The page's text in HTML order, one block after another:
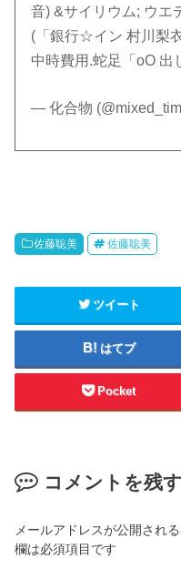
音) &サイリウム; ウエ
(「銀行☆イン 村川梨
中時費用.蛇足「oO 出
— 化合物
佐藤聡美 佐藤聡美
ツイート
はてブ
Pocket
コメントを残す
メールアドレスが公開され
欄は必須項目です